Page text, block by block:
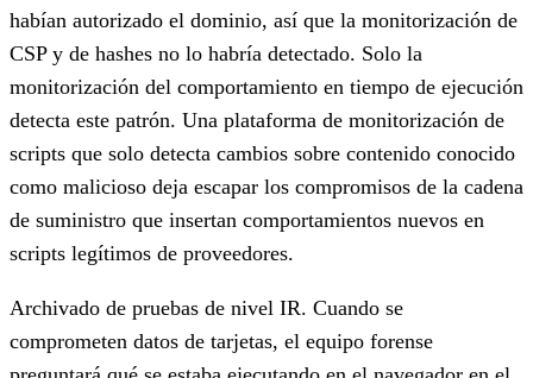
habían autorizado el dominio, así que la monitorización de
CSP y de hashes no lo habría detectado. Solo la
monitorización del comportamiento en tiempo de ejecución
detecta este patrón. Una plataforma de monitorización de
scripts que solo detecta cambios sobre contenido conocido
como malicioso deja escapar los compromisos de la cadena
de suministro que insertan comportamientos nuevos en
scripts legítimos de proveedores.
Archivado de pruebas de nivel IR. Cuando se
comprometen datos de tarjetas, el equipo forense